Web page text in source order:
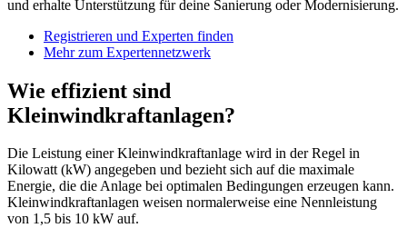
und erhalte Unterstützung für deine Sanierung oder Modernisierung.
Registrieren und Experten finden
Mehr zum Expertennetzwerk
Wie effizient sind
Kleinwindkraftanlagen?
Die Leistung einer Kleinwindkraftanlage wird in der Regel in
Kilowatt (kW) angegeben und bezieht sich auf die maximale
Energie, die die Anlage bei optimalen Bedingungen erzeugen kann.
Kleinwindkraftanlagen weisen normalerweise eine Nennleistung
von 1,5 bis 10 kW auf.